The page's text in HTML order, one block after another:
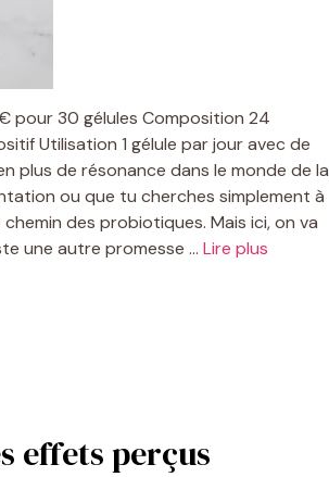
pour 30 gélules Composition 24
Utilisation 1 gélule par jour avec de
plus de résonance dans le monde de la
ou que tu cherches simplement à
des probiotiques. Mais ici, on va
une autre promesse … Lire plus
effets perçus